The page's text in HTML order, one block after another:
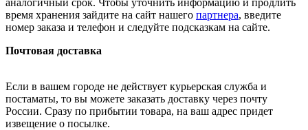
время хранения зайдите на сайт нашего партнера, введите
номер заказа и телефон и следуйте подсказкам на сайте.
Почтовая доставка
Если в вашем городе не действует курьерская служба и
постаматы, то вы можете заказать доставку через почту
России. Сразу по прибытии товара, на ваш адрес придет
извещение о посылке.